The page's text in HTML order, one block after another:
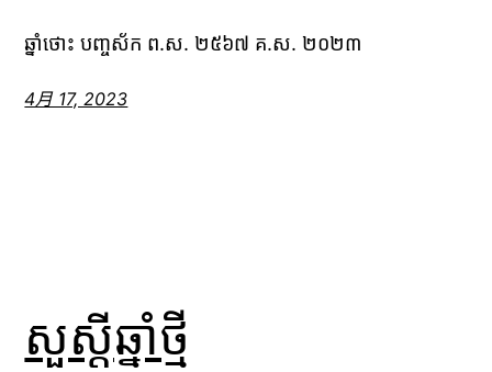
ឆ្នាំថោះ បញ្ចស័ក ព.ស. ២៥៦៧ គ.ស. ២០២៣
4月 17, 2023
សួស្តីឆ្នាំថ្មី